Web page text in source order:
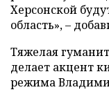
Херсонской
область», –
Тяжелая
делает акцент
режима